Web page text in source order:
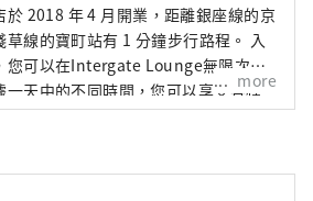
於 2018 年 4 月開業，距離銀座線的京
草線的寶町站有 1 分鐘步行路程。 入
您可以在Intergate Lounge無限次使
一天中的不同時間，您可以享受各種
，例如精心挑選的咖啡、新鮮出爐的
more